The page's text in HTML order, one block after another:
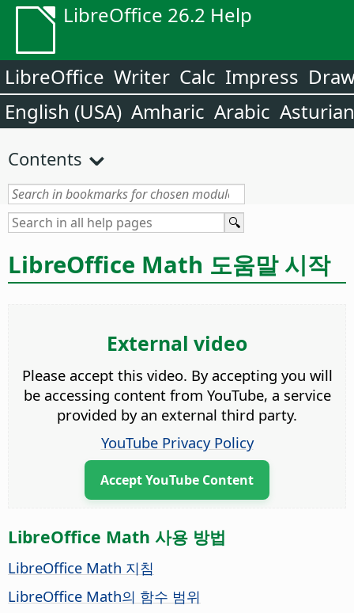
LibreOffice 26.2 Help
LibreOffice Writer Calc Impress
English (USA) Amharic Arabic Asturian
Contents
LibreOffice Math 도움말 시작
External video
Please accept this video. By accepting you will
be accessing content from YouTube, a service
provided by an external third party.
YouTube Privacy Policy
Accept YouTube Content
LibreOffice Math 사용 방법
LibreOffice Math 지침
LibreOffice Math의 함수 범위